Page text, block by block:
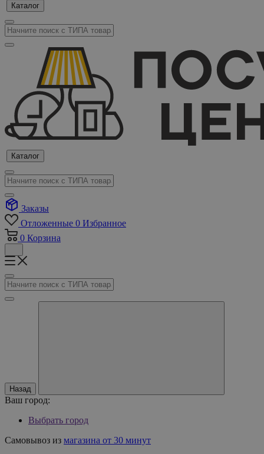
Каталог
Каталог
Заказы
Отложенные 0 Избранное
0 Корзина
Назад
Ваш город:
Выбрать город
Самовывоз из магазина от 30 минут